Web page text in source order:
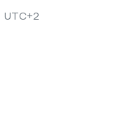
UTC+2